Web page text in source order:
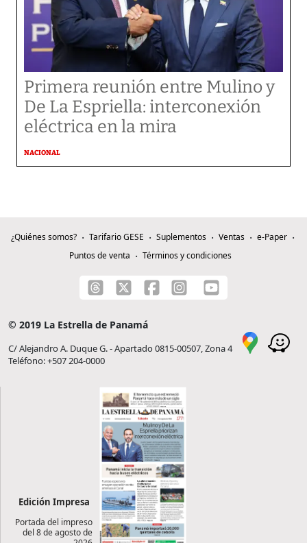
Primera reunión entre Mulino y
De La Espriella: interconexión
eléctrica en la mira
NACIONAL
¿Quiénes somos? Tarifario GESE Suplementos Ventas
e-Paper
Puntos de venta
Términos y condiciones
© 2019 La Estrella de Panamá
C/ Alejandro A. Duque G. - Apartado 0815-00507, Zona 4
Teléfono: +507 204-0000
Edición Impresa
Portada del impreso
del 8 de agosto de